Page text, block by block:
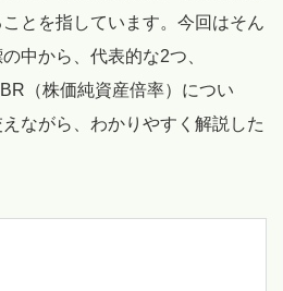
とを指しています。今回はそん
中から、代表的な2つ、
（株価純資産倍率）につい
ながら、わかりやすく解説した